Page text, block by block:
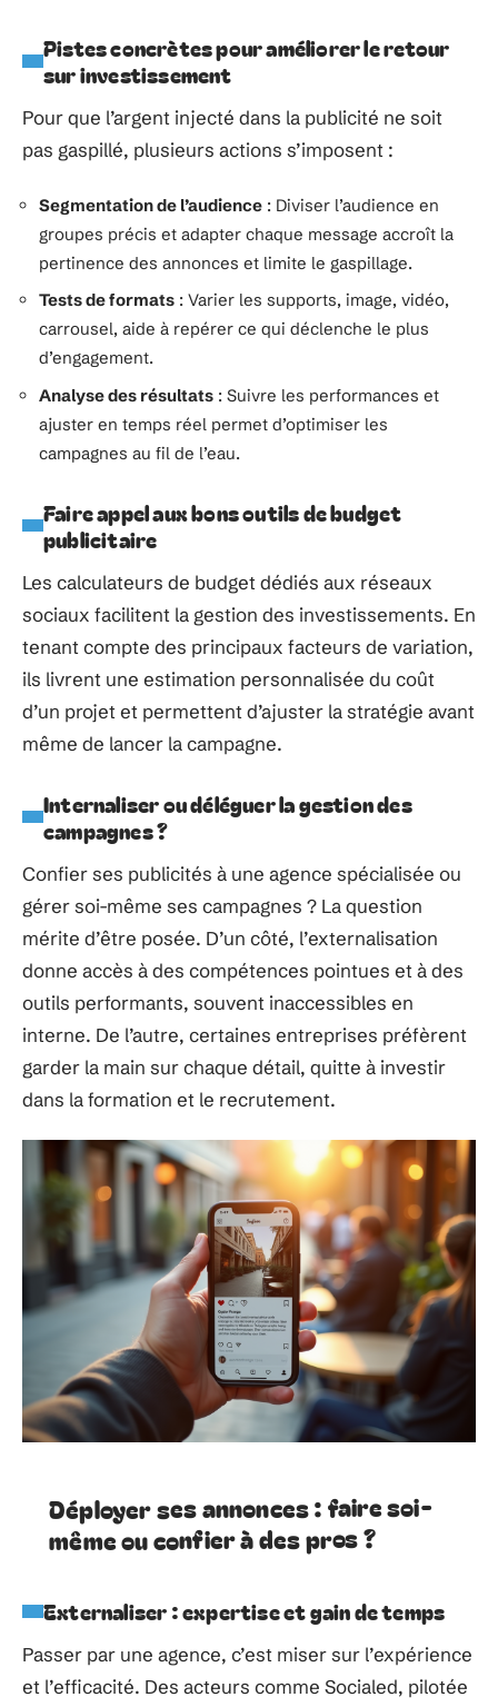
Pistes concrètes pour améliorer le retour
sur investissement
Pour que l’argent injecté dans la publicité ne soit
pas gaspillé, plusieurs actions s’imposent :
Segmentation de l’audience : Diviser l’audience en
groupes précis et adapter chaque message accroît la
pertinence des annonces et limite le gaspillage.
Tests de formats : Varier les supports, image, vidéo,
carrousel, aide à repérer ce qui déclenche le plus
d’engagement.
Analyse des résultats : Suivre les performances et
ajuster en temps réel permet d’optimiser les
campagnes au fil de l’eau.
Faire appel aux bons outils de budget
publicitaire
Les calculateurs de budget dédiés aux réseaux
sociaux facilitent la gestion des investissements. En
tenant compte des principaux facteurs de variation,
ils livrent une estimation personnalisée du coût
d’un projet et permettent d’ajuster la stratégie avant
même de lancer la campagne.
Internaliser ou déléguer la gestion des
campagnes ?
Confier ses publicités à une agence spécialisée ou
gérer soi-même ses campagnes ? La question
mérite d’être posée. D’un côté, l’externalisation
donne accès à des compétences pointues et à des
outils performants, souvent inaccessibles en
interne. De l’autre, certaines entreprises préfèrent
garder la main sur chaque détail, quitte à investir
dans la formation et le recrutement.
Déployer ses annonces : faire soi-
même ou confier à des pros ?
Externaliser : expertise et gain de temps
Passer par une agence, c’est miser sur l’expérience
et l’efficacité. Des acteurs comme Socialed, pilotée